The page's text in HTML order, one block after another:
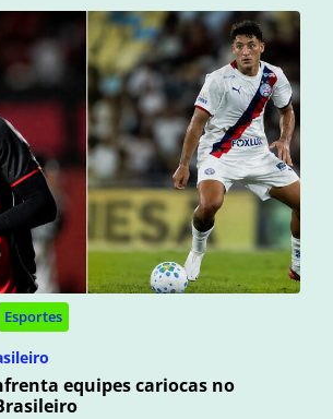
Esportes
equipes cariocas no